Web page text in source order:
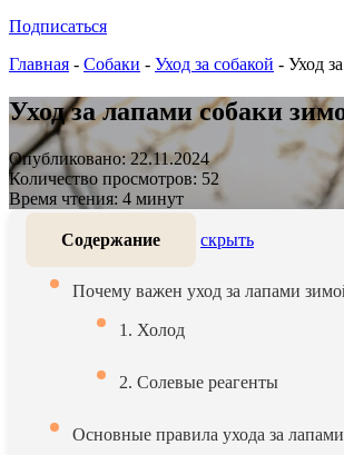
Подписаться
Главная - Собаки - Уход за собакой - Уход
Уход за лапами собаки
Опубликовано: 22.11.2024
Количество просмотров: 52
Время чтения: 4 минут
Содержание скрыть
Почему важен уход за лапами
1. Холод
2. Солевые реагенты
Основные правила ухода за